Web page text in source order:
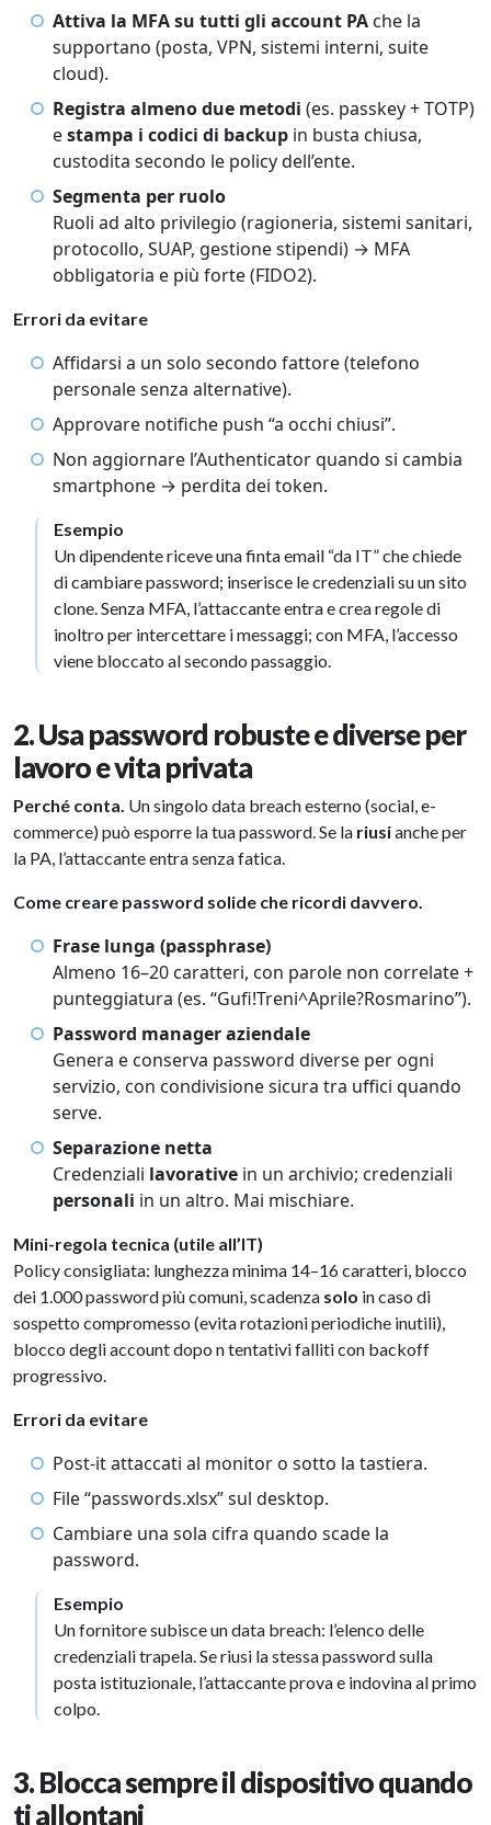
Attiva la MFA su tutti gli account PA che la
supportano (posta, VPN, sistemi interni, suite
cloud).
Registra almeno due metodi (es. passkey + TOTP)
estampa i codici di backup in busta chiusa,
custodita secondo le policy dell’ente.
Segmenta per ruolo
Ruoli ad alto privilegio (ragioneria, sistemi sanitari,
protocollo, SUAP, gestione stipendi) → MFA
obbligatoria e più forte (FIDO2).
Errori da evitare
Affidarsi a un solo secondo fattore (telefono
personale senza alternative).
Approvare notifiche push “a occhi chiusi”.
Non aggiornare l’Authenticator quando si cambia
smartphone → perdita dei token.
Esempio
Un dipendente riceve una finta email “da IT” che chiede
di cambiare password; inserisce le credenziali su un sito
clone. Senza MFA, l’attaccante entra e crea regole di
inoltro per intercettare i messaggi; con MFA, l’accesso
viene bloccato al secondo passaggio.
2. Usa password robuste e diverse per
lavoro e vita privata
Perché conta. Un singolo data breach esterno (social, e-
commerce) può esporre la tua password. Se la riusianche per
la PA, l’attaccante entra senza fatica.
Come creare password solide che ricordi davvero.
Frase lunga (passphrase)
Almeno 16–20 caratteri, con parole non correlate +
punteggiatura (es. “Gufi!Treni^Aprile?Rosmarino”).
Password manager aziendale
Genera e conserva password diverse per ogni
servizio, con condivisione sicura tra uffici quando
serve.
Separazione netta
Credenziali lavorative in un archivio; credenziali
personali in un altro. Mai mischiare.
Mini-regola tecnica (utile all’IT)
Policy consigliata: lunghezza minima 14–16 caratteri, blocco
dei 1.000 password più comuni, scadenza solo in caso di
sospetto compromesso (evita rotazioni periodiche inutili),
blocco degli account dopo n tentativi falliti con backoff
progressivo.
Errori da evitare
Post-it attaccati al monitor o sotto la tastiera.
File “passwords.xlsx” sul desktop.
Cambiare una sola cifra quando scade la
password.
Esempio
Un fornitore subisce un data breach: l’elenco delle
credenziali trapela. Se riusi la stessa password sulla
posta istituzionale, l’attaccante prova e indovina al primo
colpo.
3. Blocca sempre il dispositivo quando
ti allontani